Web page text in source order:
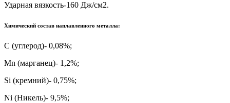
Ударная вязкость-160 Дж/см2.
Химический состав наплавленного металла:
С (углерод)- 0,08%;
Mn (марганец)- 1,2%;
Si (кремний)- 0,75%;
Ni (Никель)- 9,5%;